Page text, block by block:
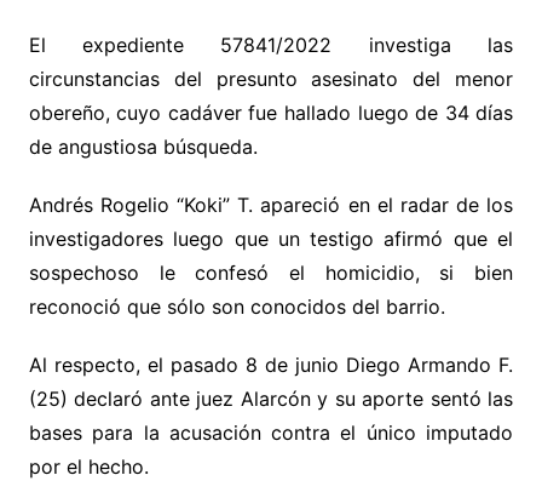
El expediente 57841/2022 investiga las
circunstancias del presunto asesinato del menor
obereño, cuyo cadáver fue hallado luego de 34 días
de angustiosa búsqueda.
Andrés Rogelio “Koki” T. apareció en el radar de los
investigadores luego que un testigo afirmó que el
sospechoso le confesó el homicidio, si bien
reconoció que sólo son conocidos del barrio.
Al respecto, el pasado 8 de junio Diego Armando F.
(25) declaró ante juez Alarcón y su aporte sentó las
bases para la acusación contra el único imputado
por el hecho.